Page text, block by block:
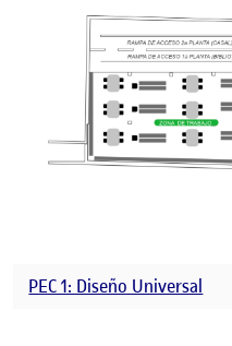
PEC 1: Diseño Universal